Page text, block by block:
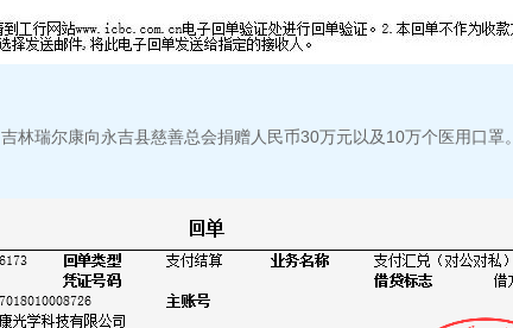
吉林瑞尔康向永吉县慈善总会捐赠人民币30万元以及10万个医用口罩。